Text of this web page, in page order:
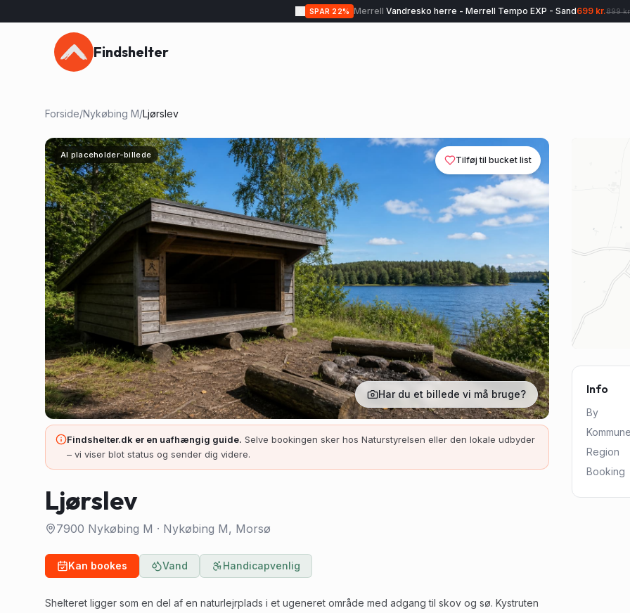
SPAR 22% Merrell Vandresko herre - Merrell Tempo EXP - Sand699 kr.899
Findshelter
Forside/Nykøbing M/Ljørslev
AI placeholder-billede Tilføj til bucket list
Har du et billede vi må bruge?
Findshelter.dk er en uafhængig guide. Selve bookingen sker hos Naturstyrelsen eller den lokale udbyder
– vi viser blot status og sender dig videre.
Ljørslev
7900 Nykøbing M · Nykøbing M, Morsø
Kan bookes Vand Handicapvenlig
Shelteret ligger som en del af en naturlejrplads i et ugeneret område med adgang til skov og sø. Kystruten
Info
By
Kommune
Region
Booking